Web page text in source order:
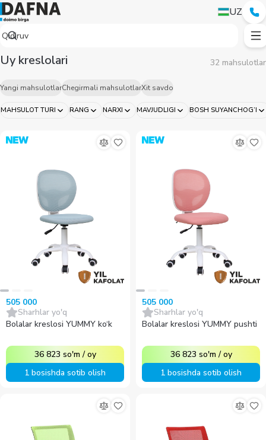
UZ
MAHSULOT TURI RANG NARXI MAVJUDLIGI BOSH SUYANCHOG’I
Uy kreslolari 32 mahsulotlar
Yangi mahsulotlarChegirmali mahsulotlarXit savdo
505 000
Sharhlar yo'q
Bolalar kreslosi YUMMY ko‘k
36 823 so'm /oy
1 bosishda sotib olish
505 000
Sharhlar yo'q
Bolalar kreslosi YUMMY pushti
36 823 so'm /oy
1 bosishda sotib olish
Кресла для дома — купить в Ташкенте | Dafna